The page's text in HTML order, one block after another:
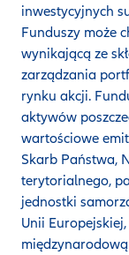
inwestycyjnych
Funduszy może
wynikającą ze
zarządzania
rynku akcji.
aktywów
wartościowe
Skarb Państwa,
terytorialnego,
jednostki
Unii